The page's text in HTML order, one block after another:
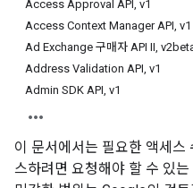
Access Approval API, v1
Access Context Manager API, v1
Ad Exchange 구매자 API II,
Address Validation API, v1
Admin SDK API, v1
이 문서에서는 필요한 액세스
스하려면 요청해야 할 수 있